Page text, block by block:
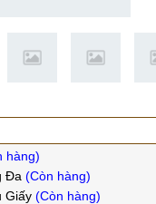
hàng)
Đa (Còn hàng)
Giấy (Còn hàng)